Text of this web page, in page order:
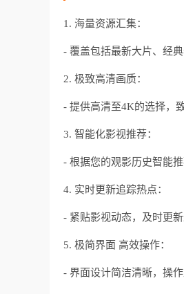
1. 海量资源汇集：
- 覆盖包括最新大片、经
2. 极致高清画质：
- 提供高清至4K的选择，
3. 智能化影视推荐：
- 根据您的观影历史智能
4. 实时更新追踪热点：
- 紧贴影视动态，及时更
5. 极简界面 高效操作：
- 界面设计简洁清晰，操